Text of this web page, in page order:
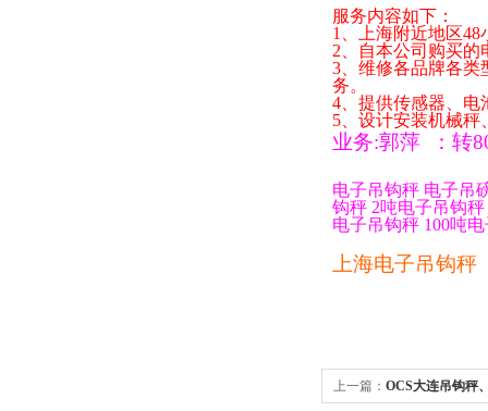
服务内容如下：
1
、上海附近地区48
2 、自本公司购买
3 、维修各品牌各
务。
4 、提供传感器、
5 、设计安装机械
业务:郭萍 ： 转
电子吊钩秤 电子吊
钩秤 2吨电子吊钩秤
电子吊钩秤 100吨
上海电子吊钩秤
上一篇： OCS大连吊钩秤